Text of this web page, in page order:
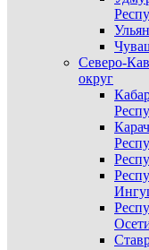
Северо-
округ